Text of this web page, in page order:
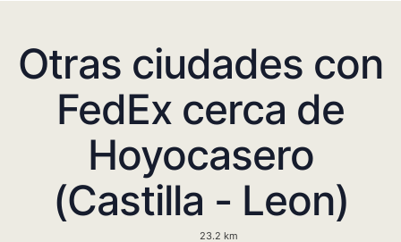
Otras ciudades con
FedEx cerca de
Hoyocasero
(Castilla - Leon)
23.2 km